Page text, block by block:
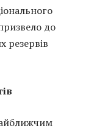
до
резервів